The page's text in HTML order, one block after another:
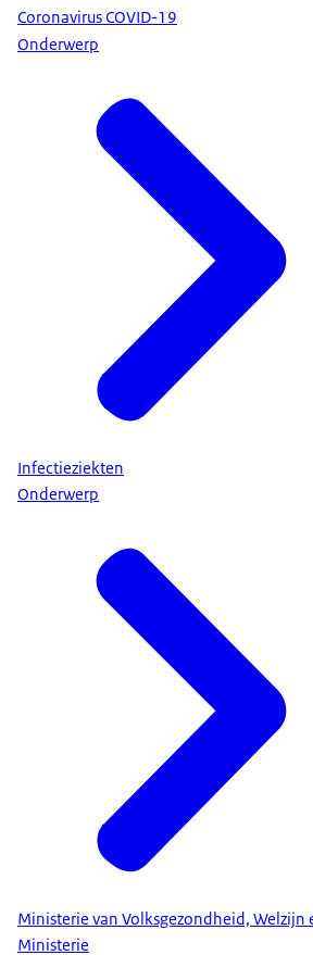
Coronavirus COVID-19
Onderwerp
Infectieziekten
Onderwerp
Ministerie van Volksgezondheid, Welzijn
Ministerie